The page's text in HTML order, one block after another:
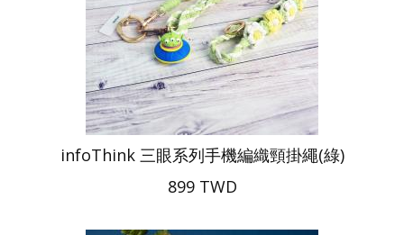
infoThink 三眼系列手機編織頸掛繩(綠)
899 TWD